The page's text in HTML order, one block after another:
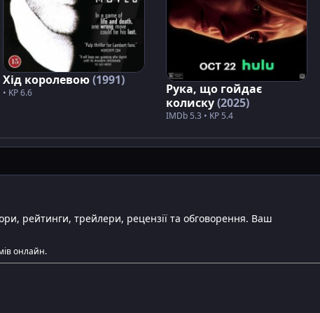
Хід королевою(1991)
• KP 6.6
Рука, що гойдає
колиску(2025)
IMDb 5.3 • KP 5.4
рейтинги, трейлери, рецензії та обговорення. Ваш
онлайн.